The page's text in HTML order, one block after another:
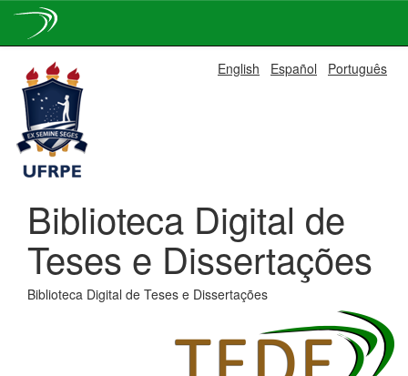
navigation
English Español Português
Biblioteca Digital de
Teses e Dissertações
Biblioteca Digital de Teses e Dissertações